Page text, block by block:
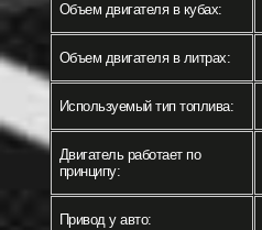
Объем двигателя в кубах:
Объем двигателя в литрах:
Используемый тип топлива:
Двигатель работает по
принципу:
Привод у авто: